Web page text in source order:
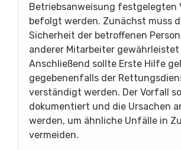
Betriebsanweisung festgelegten
befolgt werden. Zunächst muss
Sicherheit der betroffenen
anderer Mitarbeiter gewährleistet
Anschließend sollte Erste Hilfe
gegebenenfalls der
verständigt werden. Der Vorfall
dokumentiert und die Ursachen
werden, um ähnliche Unfälle in
vermeiden.